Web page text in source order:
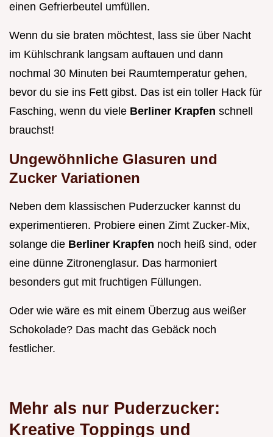
einen Gefrierbeutel umfüllen.
Wenn du sie braten möchtest, lass sie über Nacht
im Kühlschrank langsam auftauen und dann
nochmal 30 Minuten bei Raumtemperatur gehen,
bevor du sie ins Fett gibst. Das ist ein toller Hack für
Fasching, wenn du viele Berliner Krapfen schnell
brauchst!
Ungewöhnliche Glasuren und
Zucker Variationen
Neben dem klassischen Puderzucker kannst du
experimentieren. Probiere einen Zimt Zucker-Mix,
solange die Berliner Krapfen noch heiß sind, oder
eine dünne Zitronenglasur. Das harmoniert
besonders gut mit fruchtigen Füllungen.
Oder wie wäre es mit einem Überzug aus weißer
Schokolade? Das macht das Gebäck noch
festlicher.
Mehr als nur Puderzucker:
Kreative Toppings und